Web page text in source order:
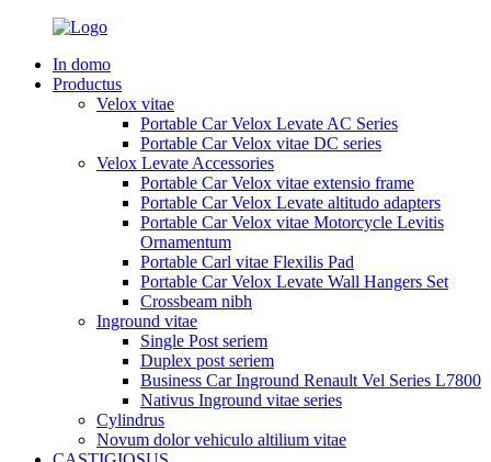
In domo
Productus
Velox vitae
Portable Car Velox Levate AC Series
Portable Car Velox vitae DC series
Velox Levate Accessories
Portable Car Velox vitae extensio frame
Portable Car Velox Levate altitudo adapters
Portable Car Velox vitae Motorcycle Levitis
Ornamentum
Portable Carl vitae Flexilis Pad
Portable Car Velox Levate Wall Hangers Set
Crossbeam nibh
Inground vitae
Single Post seriem
Duplex post seriem
Business Car Inground Renault Vel Series L7800
Nativus Inground vitae series
Cylindrus
Novum dolor vehiculo altilium vitae